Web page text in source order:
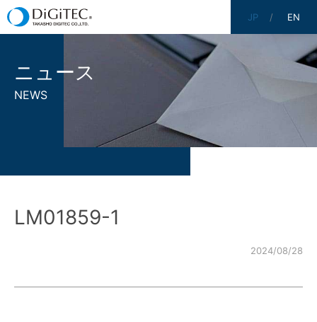
JP EN
ニュース
NEWS
LM01859-1
2024/08/28